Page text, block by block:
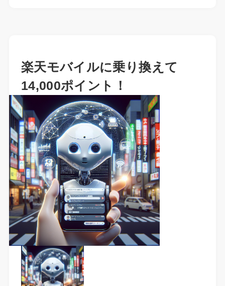
楽天モバイルに乗り換えて
14,000ポイント！